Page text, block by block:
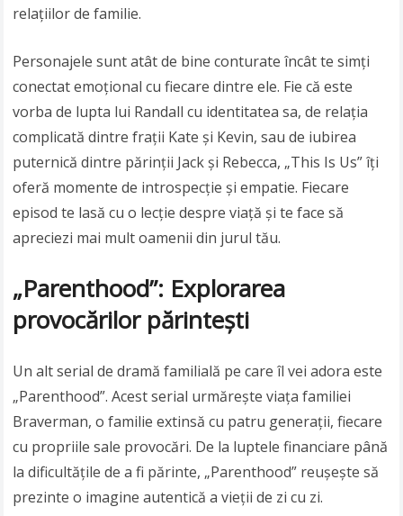
relațiilor de familie.
Personajele sunt atât de bine conturate încât te simți
conectat emoțional cu fiecare dintre ele. Fie că este
vorba de lupta lui Randall cu identitatea sa, de relația
complicată dintre frații Kate și Kevin, sau de iubirea
puternică dintre părinții Jack și Rebecca, „This Is Us” îți
oferă momente de introspecție și empatie. Fiecare
episod te lasă cu o lecție despre viață și te face să
apreciezi mai mult oamenii din jurul tău.
„Parenthood”: Explorarea
provocărilor părintești
Un alt serial de dramă familială pe care îl vei adora este
„Parenthood”. Acest serial urmărește viața familiei
Braverman, o familie extinsă cu patru generații, fiecare
cu propriile sale provocări. De la luptele financiare până
la dificultățile de a fi părinte, „Parenthood” reușește să
prezinte o imagine autentică a vieții de zi cu zi.